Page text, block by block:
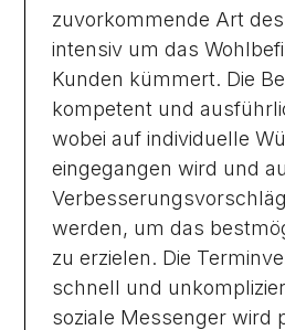
zuvorkommende Art
intensiv um das
Kunden kümmert. Die
kompetent und
wobei auf individuelle
eingegangen wird und
werden, um das
zu erzielen. Die
schnell und
soziale Messenger wird